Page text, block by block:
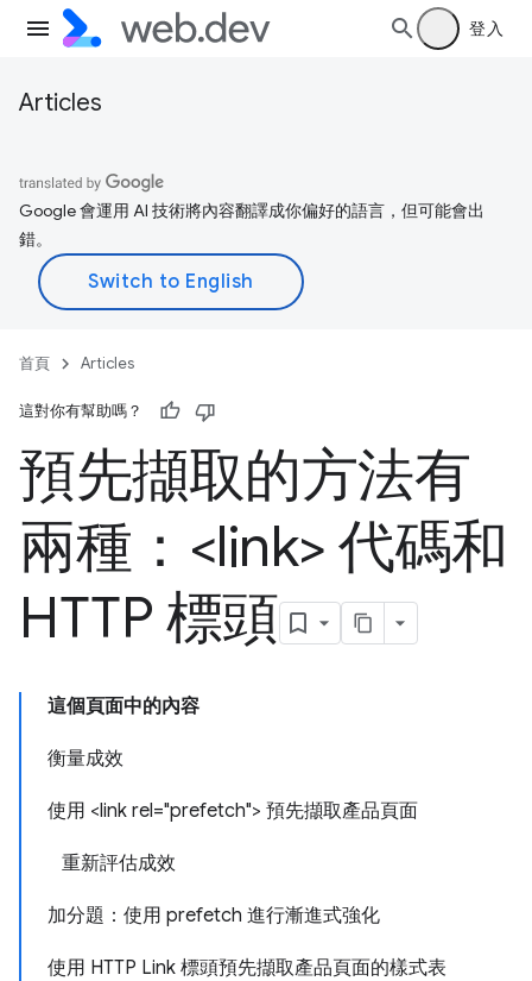
登入
Articles
Google 會運用 AI 技術將內容翻譯成你偏好的語言，但可能會出
錯。
首頁 Articles
這對你有幫助嗎？
預先擷取的方法有
兩種：<link> 代碼和
HTTP 標頭
這個頁面中的內容
衡量成效
使用 <link rel="prefetch"> 預先擷取產品頁面
重新評估成效
加分題：使用 prefetch 進行漸進式強化
使用 HTTP Link 標頭預先擷取產品頁面的樣式表